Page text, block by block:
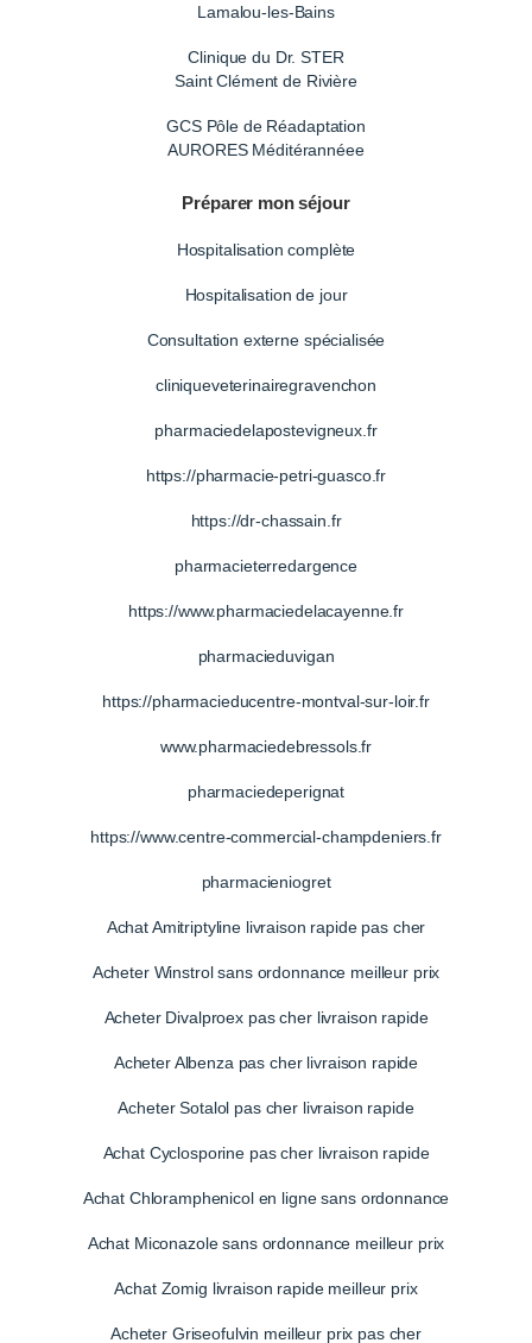
Lamalou-les-Bains
Clinique du Dr. STER
Saint Clément de Rivière
GCS Pôle de Réadaptation
AURORES Méditérannéee
Préparer mon séjour
Hospitalisation complète
Hospitalisation de jour
Consultation externe spécialisée
cliniqueveterinairegravenchon
pharmaciedelapostevigneux.fr
https://pharmacie-petri-guasco.fr
https://dr-chassain.fr
pharmacieterredargence
https://www.pharmaciedelacayenne.fr
pharmacieduvigan
https://pharmacieducentre-montval-sur-loir.fr
www.pharmaciedebressols.fr
pharmaciedeperignat
https://www.centre-commercial-champdeniers.fr
pharmacieniogret
Achat Amitriptyline livraison rapide pas cher
Acheter Winstrol sans ordonnance meilleur prix
Acheter Divalproex pas cher livraison rapide
Acheter Albenza pas cher livraison rapide
Acheter Sotalol pas cher livraison rapide
Achat Cyclosporine pas cher livraison rapide
Achat Chloramphenicol en ligne sans ordonnance
Achat Miconazole sans ordonnance meilleur prix
Achat Zomig livraison rapide meilleur prix
Acheter Griseofulvin meilleur prix pas cher